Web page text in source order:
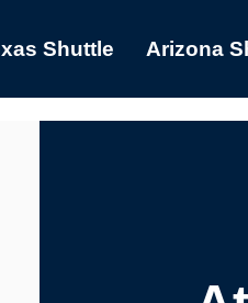
Shuttle Arizona